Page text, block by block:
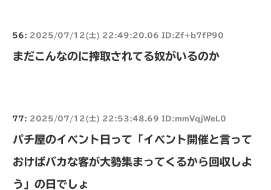
56: 2025/07/12(土) 22:49:20.06 ID:Zf+b7fP90
まだこんなのに搾取されてる奴がいるのか
77: 2025/07/12(土) 22:53:48.69 ID:mmVqjWeL0
パチ屋のイベント日って「イベント開催と言って
おけばバカな客が大勢集まってくるから回収しよ
う」の日でしょ